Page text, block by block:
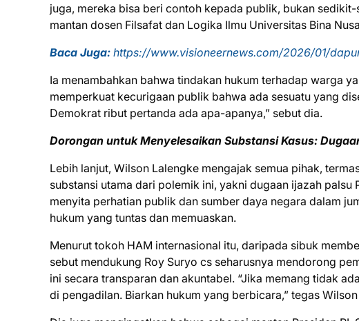
juga, mereka bisa beri contoh kepada publik, bukan
mantan dosen Filsafat dan Logika Ilmu Universitas Bina
Baca Juga: https://www.visioneernews.com/2026/01/
Ia menambahkan bahwa tindakan hukum terhadap warga
memperkuat kecurigaan publik bahwa ada sesuatu yang
Demokrat ribut pertanda ada apa-apanya,” sebut dia.
Dorongan untuk Menyelesaikan Substansi Kasus:
Lebih lanjut, Wilson Lalengke mengajak semua pihak,
substansi utama dari polemik ini, yakni dugaan ijazah
menyita perhatian publik dan sumber daya negara dalam
hukum yang tuntas dan memuaskan.
Menurut tokoh HAM internasional itu, daripada sibuk
sebut mendukung Roy Suryo cs seharusnya mendorong
ini secara transparan dan akuntabel. “Jika memang tidak
di pengadilan. Biarkan hukum yang berbicara,” tegas